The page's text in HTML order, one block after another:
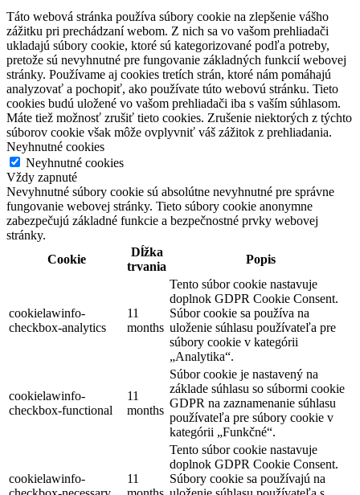
Táto webová stránka používa súbory cookie na zlepšenie vášho
zážitku pri prechádzaní webom. Z nich sa vo vašom prehliadači
ukladajú súbory cookie, ktoré sú kategorizované podľa potreby,
pretože sú nevyhnutné pre fungovanie základných funkcií webovej
stránky. Používame aj cookies tretích strán, ktoré nám pomáhajú
analyzovať a pochopiť, ako používate túto webovú stránku. Tieto
cookies budú uložené vo vašom prehliadači iba s vaším súhlasom.
Máte tiež možnosť zrušiť tieto cookies. Zrušenie niektorých z týchto
súborov cookie však môže ovplyvniť váš zážitok z prehliadania.
Neyhnutné cookies
Neyhnutné cookies
Vždy zapnuté
Nevyhnutné súbory cookie sú absolútne nevyhnutné pre správne
fungovanie webovej stránky. Tieto súbory cookie anonymne
zabezpečujú základné funkcie a bezpečnostné prvky webovej
stránky.
Cookie
Dĺžka
trvania
Popis
cookielawinfo-
checkbox-analytics
11
months
Tento súbor cookie nastavuje
doplnok GDPR Cookie Consent.
Súbor cookie sa používa na
uloženie súhlasu používateľa pre
súbory cookie v kategórii
„Analytika“.
cookielawinfo-
checkbox-functional
11
months
Súbor cookie je nastavený na
základe súhlasu so súbormi cookie
GDPR na zaznamenanie súhlasu
používateľa pre súbory cookie v
kategórii „Funkčné“.
cookielawinfo-
11
Tento súbor cookie nastavuje
doplnok GDPR Cookie Consent.
Súbory cookie sa používajú na